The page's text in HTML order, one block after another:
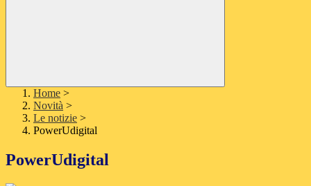
Home >
Novità >
Le notizie >
PowerUdigital
PowerUdigital